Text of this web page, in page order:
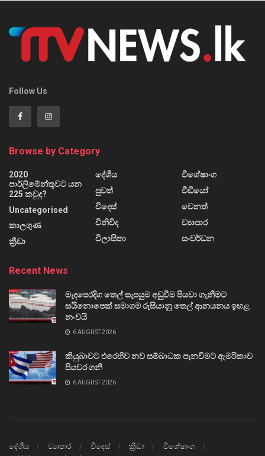
Follow Us
Browse by Category
2020
පාර්ලිමේන්තුවට යන
225 කවුද?
Uncategorised
කාලගුණ
ක්‍රීඩා
දේශීය
පුවත්
විදෙස්
විනිවිද
විලාසිතා
විශේෂාංග
වීඩියෝ
වෙනත්
ව්‍යාපාර
සංවර්ධන
Recent News
මැදපෙරදිග තෙල් සැපයුම අඩුවීම පියවා ගැනීමට
සයිනොපෙක් සමාගම රුසියානු තෙල් ආනයනය ඉහළ
නංවයි
6 AUGUST 2026
කියුබාවට එරෙහිව නව සම්බාධක පැනවීමට ඇමරිකාව
පියවර ගනී
6 AUGUST 2026
දේශීය ව්‍යාපාර විදෙස් ක්‍රීඩා
විශේෂාංග